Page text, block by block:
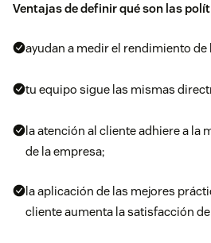
Ventajas dedefinir qué son las
ayudan a medir el rendimiento de
tu equipo sigue las mismas
la atención al clienteadhiere a la
de la empresa;
la aplicación de las mejores
cliente aumenta la satisfacción